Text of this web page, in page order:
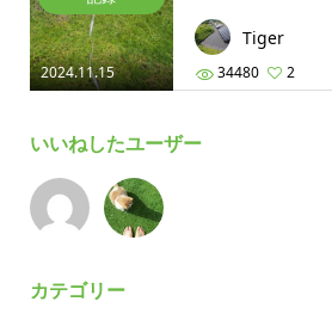
2024.11.15
Tiger
34480 2
いいねしたユーザー
カテゴリー